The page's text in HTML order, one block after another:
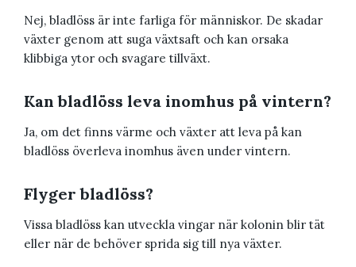
Nej, bladlöss är inte farliga för människor. De skadar
växter genom att suga växtsaft och kan orsaka
klibbiga ytor och svagare tillväxt.
Kan bladlöss leva inomhus på vintern?
Ja, om det finns värme och växter att leva på kan
bladlöss överleva inomhus även under vintern.
Flyger bladlöss?
Vissa bladlöss kan utveckla vingar när kolonin blir tät
eller när de behöver sprida sig till nya växter.